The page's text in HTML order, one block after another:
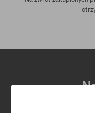
Zapisz się do naszego